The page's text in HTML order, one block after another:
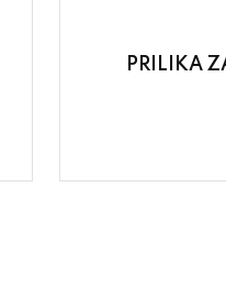
PRILIKA